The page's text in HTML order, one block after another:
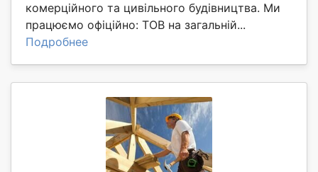
комерційного та цивільного будівництва. Ми
працюємо офіційно: ТОВ на загальній...
Подробнее